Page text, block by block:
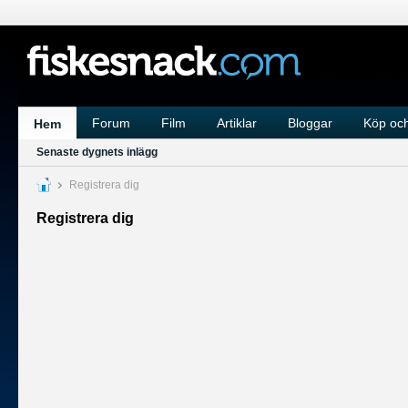
Hem Forum Film Artiklar Bloggar Köp
Senaste dygnets inlägg
Registrera dig
Registrera dig